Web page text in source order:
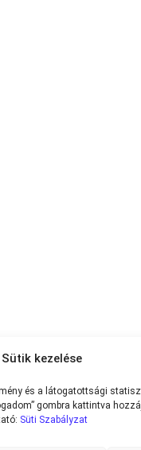
Sütik kezelése
és a látogatottsági
gombra kattintva
Süti Szabályzat